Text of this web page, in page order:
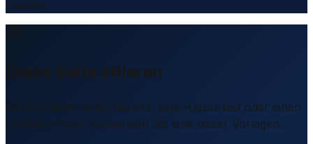
Gewähr.
Diese Seite zitieren
Sie schreiben einen Bericht, eine Hausarbeit oder einen
LinkedIn-Post? Verwenden Sie eine dieser Vorlagen.